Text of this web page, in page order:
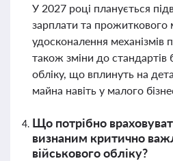
У 2027 році планується
зарплати та прожиткового
удосконалення механізмів
також зміни до стандартів
обліку, що вплинуть на
майна навіть у малого
Що потрібно
визнаним критично
військового обліку?